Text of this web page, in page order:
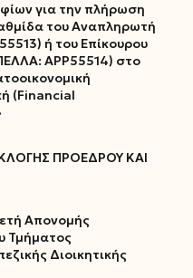
για την πλήρωση
του Αναπληρωτή
ή του Επίκουρου
ΑΡΡ55514) στο
(Financial
ΠΡΟΕΔΡΟΥ ΚΑΙ
Απονομής
Τμήματος
Διοικητικής